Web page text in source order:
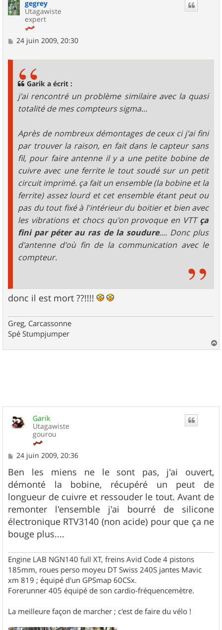
gegrey
Utagawiste
expert
M
24 juin 2009, 20:30
Garik a écrit :
j'ai rencontré un problème similaire avec la quasi
totalité de mes compteurs sigma...
Après de nombreux démontages de ceux ci j'ai fini
par trouver la raison, en fait dans le capteur sans
fil, pour faire antenne il y a une petite bobine de
cuivre avec une ferrite le tout soudé sur un petit
circuit imprimé. ça fait un ensemble (la bobine et la
ferrite) assez lourd et cet ensemble étant peut ou
pas du tout fixé à l'intérieur du boitier et bien avec
les vibrations et chocs qu'on provoque en VTTça
fini par péter au ras de la soudure.... Donc plus
d'antenne d'où fin de la communication avec le
compteur.
donc il est mort ??!!!!
Greg, Carcassonne
Spé Stumpjumper
a
Garik
Utagawiste
gourou
M
s
s
a
g
e
24 juin 2009, 20:36
Ben les miens ne le sont pas, j'ai ouvert,
démonté la bobine, récupéré un peut de
longueur de cuivre et ressouder le tout. Avant de
remonter l'ensemble j'ai bourré de silicone
électronique RTV3140 (non acide) pour que ça ne
bouge plus....
Engine LAB NGN140 full XT, freins Avid Code 4 pistons
185mm, roues perso moyeu DT Swiss 240S jantes Mavic
xm 819 ; équipé d'un GPSmap 60CSx.
Forerunner 405 équipé de son cardio-fréquencemètre.
La meilleure façon de marcher ; c'est de faire du vélo !